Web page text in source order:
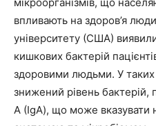
впливають на здоров’я
університету (США) виявили
кишкових бактерій
здоровими людьми. У таких
знижений рівень бактерій,
А (IgA), що може вказувати